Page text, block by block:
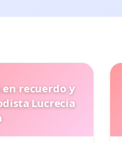
en recuerdo y
Lucrecia